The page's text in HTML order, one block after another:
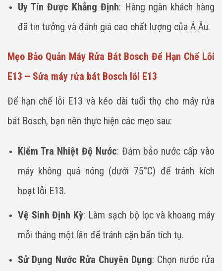
Uy Tín Được Khẳng Định: Hàng ngàn khách hàng
đã tin tưởng và đánh giá cao chất lượng của Á Âu.
Mẹo Bảo Quản Máy Rửa Bát Bosch Để Hạn Chế Lỗi
E13 – Sửa máy rửa bát Bosch lỗi E13
Để hạn chế lỗi E13 và kéo dài tuổi thọ cho máy rửa
bát Bosch, bạn nên thực hiện các mẹo sau:
Kiểm Tra Nhiệt Độ Nước: Đảm bảo nước cấp vào
máy không quá nóng (dưới 75°C) để tránh kích
hoạt lỗi E13.
Vệ Sinh Định Kỳ: Làm sạch bộ lọc và khoang máy
mỗi tháng một lần để tránh cặn bẩn tích tụ.
Sử Dụng Nước Rửa Chuyên Dụng: Chọn nước rửa